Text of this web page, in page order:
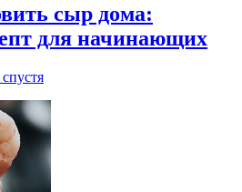
сыр дома:
для начинающих